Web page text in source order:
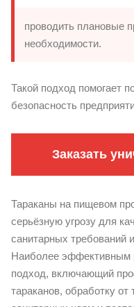
проводить плановые
необходимости.
Такой подход помогает
безопасность
Заказать
Тараканы на пищевом
серьёзную угрозу для
санитарных требований
Наиболее эффективным
подход, включающий
тараканов, обработку